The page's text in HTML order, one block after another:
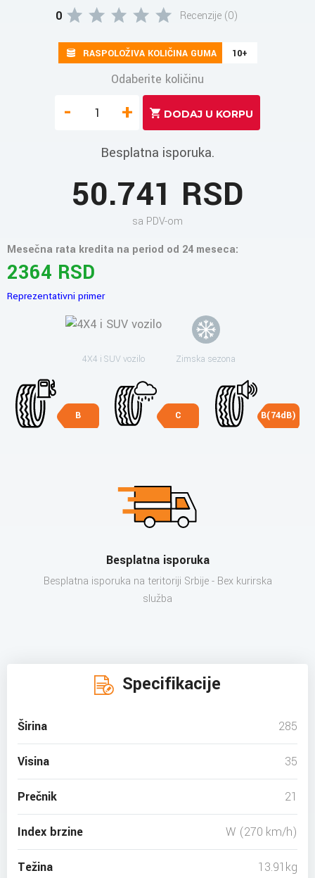
0 Recenzije (0)
RASPOLOŽIVA KOLIČINA GUMA 10+
Odaberite količinu
- +
Besplatna isporuka.
50.741 RSD
sa PDV-om
Mesečna rata kredita na period od 24 meseca:
2364 RSD
Reprezentativni primer
4X4 i SUV vozilo Zimska sezona
B C B(74dB)
Besplatna isporuka
Besplatna isporuka na teritoriji Srbije - Bex kurirska
služba
Specifikacije
Širina 285
Visina 35
Prečnik 21
Index brzine W (270 km/h)
Težina 13.91kg